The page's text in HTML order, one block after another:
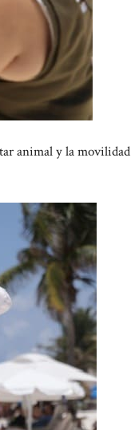
animal y la movilidad